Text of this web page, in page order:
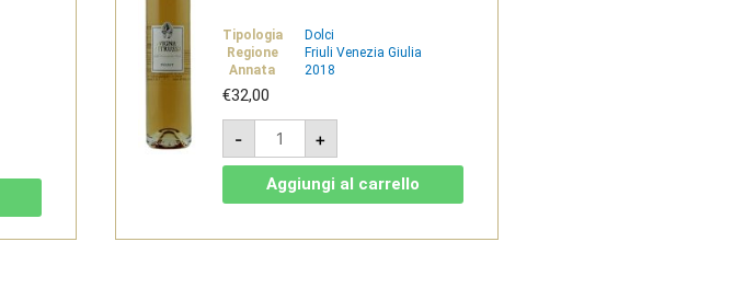
Tipologia
Dolci
Regione
Friuli Venezia Giulia
Annata
2018
€32,00
-
Picolit
2018
0,375
DOCG
Colli
+
Aggiungi al carrello